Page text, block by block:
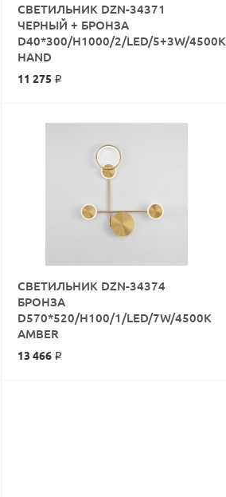
СВЕТИЛЬНИК DZN-34371
ЧЕРНЫЙ + БРОНЗА
D40*300/H1000/2/LED/5+3W/4500K
HAND
11 275 ₽
КУПИТЬ
СВЕТИЛЬНИК DZN-34374
БРОНЗА
D570*520/H100/1/LED/7W/4500K
AMBER
13 466 ₽
КУПИТЬ